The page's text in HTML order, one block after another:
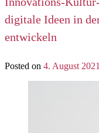
digitale Ideen in
entwickeln
Posted on 4. August 2021